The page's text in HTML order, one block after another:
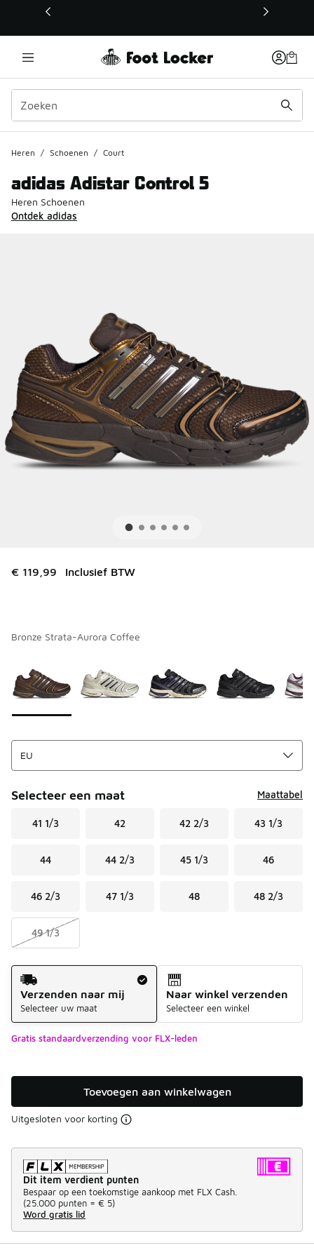
Deze link wordt geopend in een nieuw venster
Heren / Schoenen / Court
adidas Adistar Control 5
Heren Schoenen
Ontdek adidas
€ 119,99 Inclusief BTW
Bronze Strata-Aurora Coffee
Selecteer een maat Maattabel
41 1/3 42 42 2/3 43 1/3
44 44 2/3 45 1/3 46
46 2/3 47 1/3 48 48 2/3
49 1/3
Verzendmethode
Verzenden naar mij
Selecteer uw maat
Naar winkel verzenden
Selecteer een winkel
Gratis standaardverzending voor FLX-leden
Toevoegen aan winkelwagen
Uitgesloten voor korting
Dit item verdient punten
Bespaar op een toekomstige aankoop met FLX Cash.
(25.000 punten = € 5)
Word gratis lid